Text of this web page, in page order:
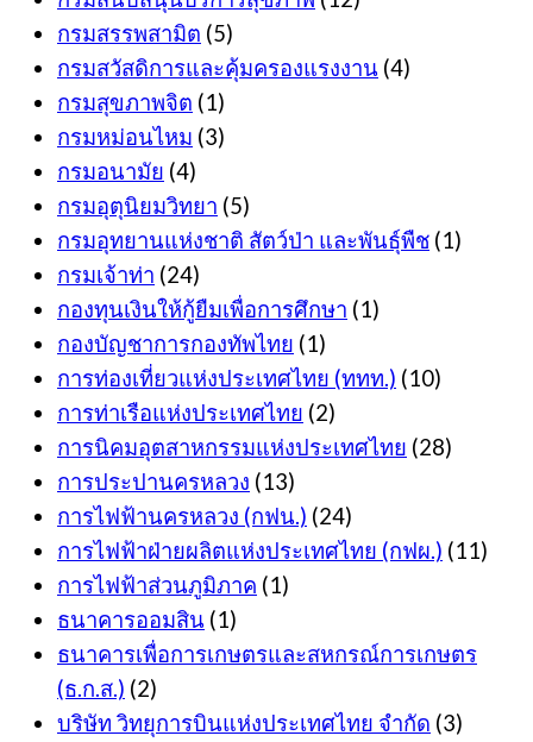
กรมสรรพสามิต (5)
กรมสวัสดิการและคุ้มครองแรงงาน (4)
กรมสุขภาพจิต (1)
กรมหม่อนไหม (3)
กรมอนามัย (4)
กรมอุตุนิยมวิทยา (5)
กรมอุทยานแห่งชาติ สัตว์ป่า และพันธุ์พืช (1)
กรมเจ้าท่า (24)
กองทุนเงินให้กู้ยืมเพื่อการศึกษา (1)
กองบัญชาการกองทัพไทย (1)
การท่องเที่ยวแห่งประเทศไทย (ททท.) (10)
การท่าเรือแห่งประเทศไทย (2)
การนิคมอุตสาหกรรมแห่งประเทศไทย (28)
การประปานครหลวง (13)
การไฟฟ้านครหลวง (กฟน.) (24)
การไฟฟ้าฝ่ายผลิตแห่งประเทศไทย (กฟผ.) (11)
การไฟฟ้าส่วนภูมิภาค (1)
ธนาคารออมสิน (1)
ธนาคารเพื่อการเกษตรและสหกรณ์การเกษตร
(ธ.ก.ส.) (2)
บริษัท วิทยุการบินแห่งประเทศไทย จำกัด (3)